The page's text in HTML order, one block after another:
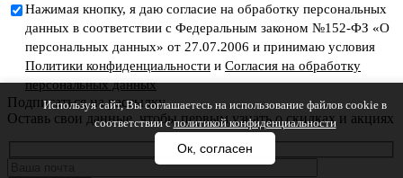
Нажимая кнопку, я даю согласие на обработку персональных
данных в соответствии с Федеральным законом №152-ФЗ «О
персональных данных» от 27.07.2006 и принимаю условия
Политики конфиденциальности и Согласия на обработку
персональных данных
Подписаться на рассылку
Оставь свои данные, чтобы первым узнать о скидках и акциях
Используя сайт, Вы соглашаетесь на использование файлов cookie в
соответствии сполитикой конфиденциальности
Ок, согласен